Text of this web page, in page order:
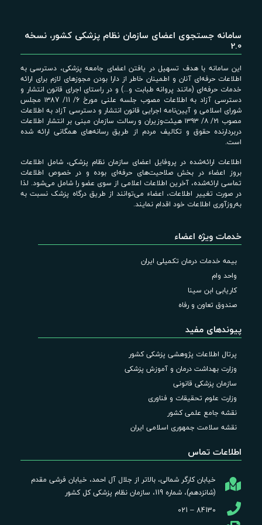
سامانه جستجوی اعضای سازمان نظام پزشکی کشور، نسخه
2.0
این سامانه با هدف تسهیل در یافتن اعضای جامعه پزشکی، دسترسی به
اطلاعات حرفه‌ای آنان و اطمینان خاطر از دارا بودن مجوزهای لازم برای ارائه
خدمات حرفه‌ای (مانند پروانه طبابت و...) و در راستای اجرای قانون انتشار و
دسترسی آزاد به اطلاعات مصوب جلسه علنی مورخ 6/ 11/ ۱۳87 مجلس
شورای اسلامی و آیین‌نامه اجرایی قانون انتشار و دسترسی آزاد به اطلاعات
مصوب ۲۱/ ۸/ ۱۳۹۳ هیئت‌وزیران و رسالت سازمان مبنی بر انتشار اطلاعات
دربردارنده حقوق و تکالیف مردم از طریق رسانه‌های همگانی ارائه شده
است.
اطلاعات ارائه‌شده در پروفایل اعضای سازمان نظام پزشکی، شامل اطلاعات
بروز اعضاء در بخش صلاحیت‌های حرفه‌ای بوده و در خصوص اطلاعات
تماسی ارائه‌شده، آخرین اطلاعات اعلامی از سوی عضو را شامل می‌شود. لذا
در صورت تغییر اطلاعات، اعضاء می‌توانند از طریق درگاه پزشک نسبت به
به‌روزآوری اطلاعات خود اقدام نمایند.
خدمات ویژه اعضاء
بیمه خدمات درمان تکمیلی ایران
واحد وام
کاریابی ابن سینا
صندوق تعاون و رفاه
پیوندهای مفید
پرتال اطلاعات پژوهشی پزشکی کشور
وزارت بهداشت درمان و آموزش پزشکی
سازمان پزشکی قانونی
وزارت علوم تحقیقات و فناوری
نقشه جامع علمی کشور
نقشه سلامت جمهوری اسلامی ایران
اطلاعات تماس
خیابان کارگر شمالی، بالاتر از جلال آل احمد، خیابان فرشی مقدم
(شانزدهم)، شماره 119، سازمان نظام پزشکی کل کشور
84130 – 021